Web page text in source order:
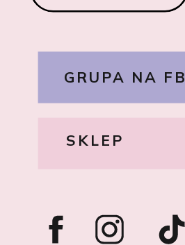
GRUPA NA FB
SKLEP